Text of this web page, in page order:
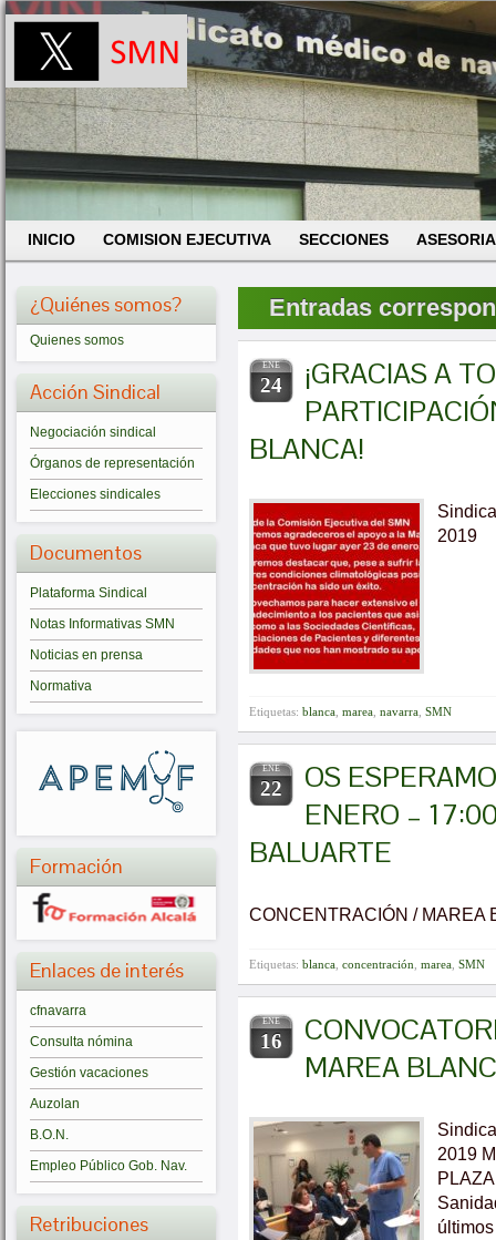
INICIO COMISION EJECUTIVA SECCIONES
¿Quiénes somos?
Quienes somos
Acción Sindical
Negociación sindical
Órganos de representación
Elecciones sindicales
Documentos
Plataforma Sindical
Notas Informativas SMN
Noticias en prensa
Normativa
Formación
Enlaces de interés
cfnavarra
Consulta nómina
Gestión vacaciones
Auzolan
B.O.N.
Empleo Público Gob. Nav.
Retribuciones
Entradas
ENE
24
¡GRACIAS A
BLANCA!
2019
Etiquetas: blanca marea navarra SMN
ENE
22
OS
ENERO –
BALUARTE
CONCENTRACIÓN / MAREA
Etiquetas: blanca concentración marea SMN
ENE
16
MAREA
2019